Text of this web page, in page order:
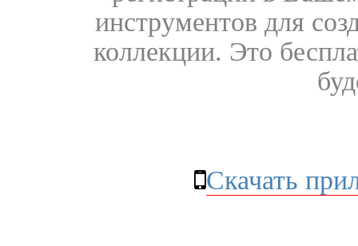
инструментов для
коллекции. Это
Скачать